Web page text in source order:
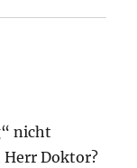
nicht
Herr Doktor?